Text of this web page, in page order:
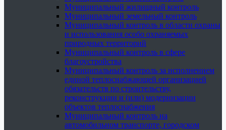
Муниципальный жилищный контроль
Муниципальный земельный контроль
Муниципальный контроль в области охраны
и использования особо охраняемых
природных территорий
Муниципальный контроль в сфере
благоустройства
Муниципальный контроль за исполнением
единой теплоснабжающей организацией
обязательств по строительству,
реконструкции и (или) модернизации
объектов теплоснабжения
Муниципальный контроль на
автомобильном транспорте, городском